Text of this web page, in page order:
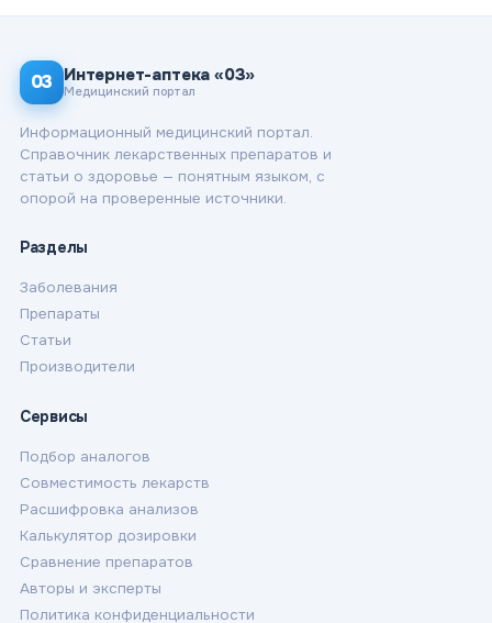
03 Интернет-аптека «03»
Медицинский портал
Информационный медицинский портал.
Справочник лекарственных препаратов и
статьи о здоровье — понятным языком, с
опорой на проверенные источники.
Разделы
Заболевания
Препараты
Статьи
Производители
Сервисы
Подбор аналогов
Совместимость лекарств
Расшифровка анализов
Калькулятор дозировки
Сравнение препаратов
Авторы и эксперты
Политика конфиденциальности